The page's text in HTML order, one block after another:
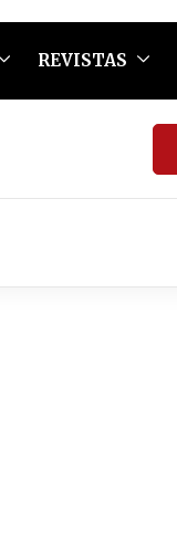
REVISTAS